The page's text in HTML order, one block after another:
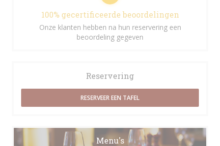
100% gecertificeerde beoordelingen
Onze klanten hebben na hun reservering een
beoordeling gegeven
Reservering
RESERVEER EEN TAFEL
Menu's